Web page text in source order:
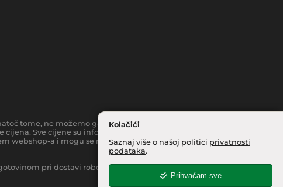
Kolačići
Saznaj više o našoj politici privatnosti
podataka.
Prihvaćam sve
tome, ne možemo garantirati da su svi navedeni podaci i slike
Sve cijene su informativnog karaktera i podložne su
webshop-a i mogu se razlikovati od cijena u našim
pri dostavi robe na kućnu adresu, moguća je manja